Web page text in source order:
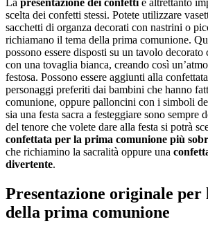
La presentazione dei confetti è altrettanto
scelta dei confetti stessi. Potete utilizzare
sacchetti di organza decorati con nastrini o
richiamano il tema della prima comunione.
possono essere disposti su un tavolo
con una tovaglia bianca, creando così
festosa. Possono essere aggiunti alla
personaggi preferiti dai bambini che hanno
comunione, oppure palloncini con i simboli
sia una festa sacra a festeggiare sono sempre
del tenore che volete dare alla festa si potrà
confettata per la prima comunione più
che richiamino la sacralità oppure una
divertente.
Presentazione originale per
della prima comunione